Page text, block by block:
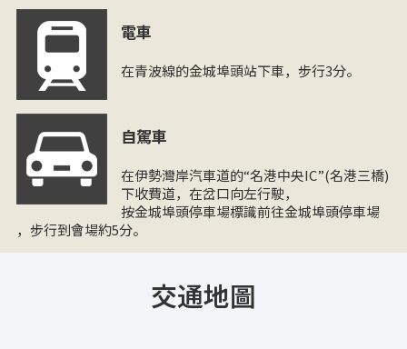
電車
在青波線的金城埠頭站下車，步行3分。
自駕車
在伊勢灣岸汽車道的“名港中央IC”(名港三橋)
下收費道，在岔口向左行駛，
按金城埠頭停車場標識前往金城埠頭停車場
，步行到會場約5分。
交通地圖